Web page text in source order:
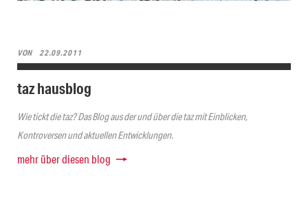
VON 22.09.2011
taz hausblog
Wie tickt die taz? Das Blog aus der und über die taz mit Einblicken,
Kontroversen und aktuellen Entwicklungen.
mehr über diesen blog